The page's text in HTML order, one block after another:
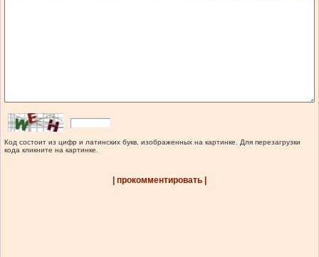
Код состоит из цифр и латинских букв, изображенных на картинке. Для перезагрузки
кода кликните на картинке.
| прокомментировать |